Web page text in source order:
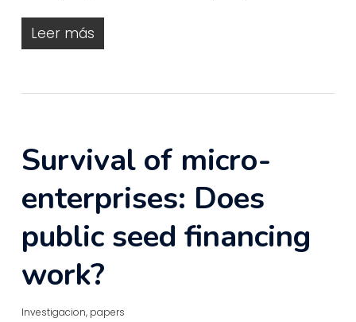
Leer más
Survival of micro-
enterprises: Does
public seed financing
work?
Investigacion, papers